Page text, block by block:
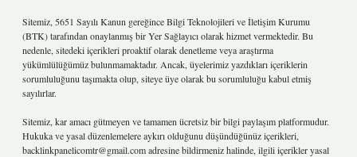
Sitemiz, 5651 Sayılı Kanun gereğince Bilgi Teknolojileri ve İletişim Kurumu
(BTK) tarafından onaylanmış bir Yer Sağlayıcı olarak hizmet vermektedir. Bu
nedenle, sitedeki içerikleri proaktif olarak denetleme veya araştırma
yükümlülüğümüz bulunmamaktadır. Ancak, üyelerimiz yazdıkları içeriklerin
sorumluluğunu taşımakta olup, siteye üye olarak bu sorumluluğu kabul etmiş
sayılırlar.
Sitemiz, kar amacı gütmeyen ve tamamen ücretsiz bir bilgi paylaşım platformudur.
Hukuka ve yasal düzenlemelere aykırı olduğunu düşündüğünüz içerikleri,
backlinkpanelicomtr@gmail.comadresine bildirmeniz halinde, ilgili içerikler yasal